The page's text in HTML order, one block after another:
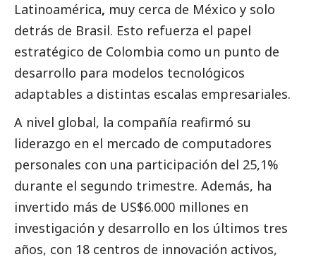
Latinoamérica, muy cerca de México y solo
detrás de Brasil. Esto refuerza el papel
estratégico de Colombia como un punto de
desarrollo para modelos tecnológicos
adaptables a distintas escalas empresariales.
A nivel global, la compañía reafirmó su
liderazgo en el mercado de computadores
personales con una participación del 25,1%
durante el segundo trimestre. Además, ha
invertido más de US$6.000 millones en
investigación y desarrollo en los últimos tres
años, con 18 centros de innovación activos,